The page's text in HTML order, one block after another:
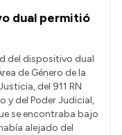
dual permitió
del dispositivo dual
de Género de la
del 911 RN
y del Poder Judicial,
se encontraba bajo
alejado del